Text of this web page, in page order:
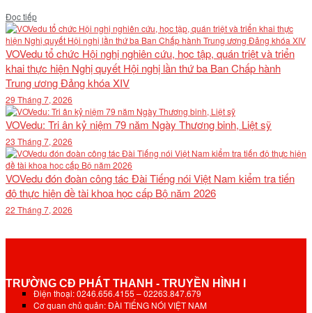
Đọc tiếpDetails
VOVedu tổ chức Hội nghị nghiên cứu, học tập, quán triệt và triển
khai thực hiện Nghị quyết Hội nghị lần thứ ba Ban Chấp hành
Trung ương Đảng khóa XIV
29 Tháng 7, 2026
VOVedu: Tri ân kỷ niệm 79 năm Ngày Thương binh, Liệt sỹ
23 Tháng 7, 2026
VOVedu đón đoàn công tác Đài Tiếng nói Việt Nam kiểm tra tiến
độ thực hiện đề tài khoa học cấp Bộ năm 2026
22 Tháng 7, 2026
TRƯỜNG CĐ PHÁT THANH - TRUYỀN HÌNH I
Điện thoại: 0246.656.4155 – 02263.847.679
Cơ quan chủ quản: ĐÀI TIẾNG NÓI VIỆT NAM